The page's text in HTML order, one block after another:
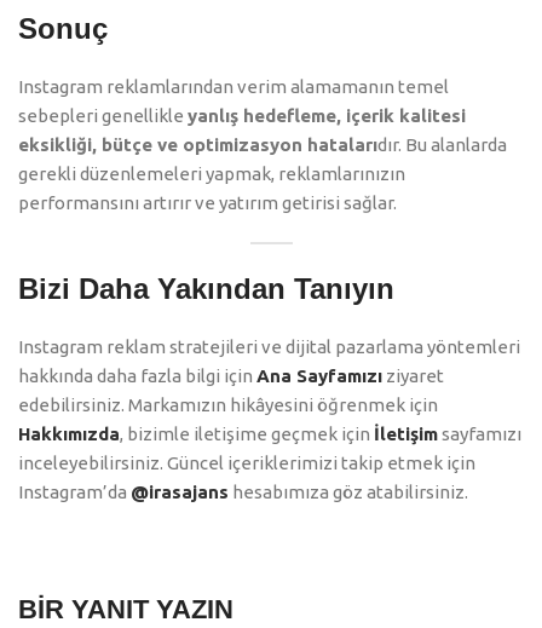
Sonuç
Instagram reklamlarından verim alamamanın temel
sebepleri genellikle yanlış hedefleme, içerik kalitesi
eksikliği, bütçe ve optimizasyon hatalarıdır. Bu alanlarda
gerekli düzenlemeleri yapmak, reklamlarınızın
performansını artırır ve yatırım getirisi sağlar.
Bizi Daha Yakından Tanıyın
Instagram reklam stratejileri ve dijital pazarlama yöntemleri
hakkında daha fazla bilgi için Ana Sayfamızı ziyaret
edebilirsiniz. Markamızın hikâyesini öğrenmek için
Hakkımızda, bizimle iletişime geçmek için İletişimsayfamızı
inceleyebilirsiniz. Güncel içeriklerimizi takip etmek için
Instagram’da @irasajans hesabımıza göz atabilirsiniz.
BIR YANIT YAZIN